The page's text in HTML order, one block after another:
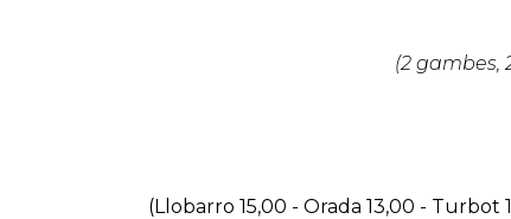
(2 gambes,
(Llobarro 15,00 - Orada 13,00 - Turbot